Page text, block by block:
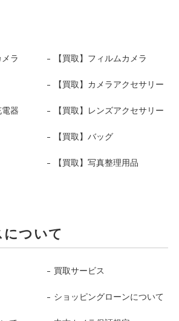
ラ 【買取】フィルムカメラ
【買取】カメラアクセサリー
電器 【買取】レンズアクセサリー
【買取】バッグ
【買取】写真整理用品
について
買取サービス
ショッピングローンについて